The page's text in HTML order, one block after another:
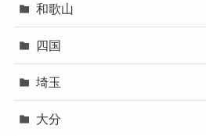
和歌山
四国
埼玉
大分